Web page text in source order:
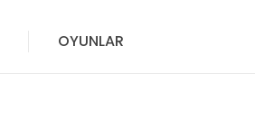
OYUNLAR